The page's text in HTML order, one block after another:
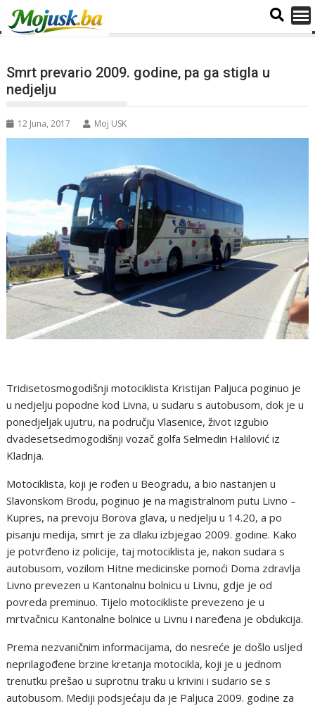
Smrt prevario 2009. godine, pa ga stigla u
nedjelju
12 Juna, 2017 Moj USK
Tridisetosmogodišnji motociklista Kristijan Paljuca poginuo je
u nedjelju popodne kod Livna, u sudaru s autobusom, dok je u
ponedjeljak ujutru, na području Vlasenice, život izgubio
dvadesetsedmogodišnji vozač golfa Selmedin Halilović iz
Kladnja.
Motociklista, koji je rođen u Beogradu, a bio nastanjen u
Slavonskom Brodu, poginuo je na magistralnom putu Livno –
Kupres, na prevoju Borova glava, u nedjelju u 14.20, a po
pisanju medija, smrt je za dlaku izbjegao 2009. godine. Kako
je potvrđeno iz policije, taj motociklista je, nakon sudara s
autobusom, vozilom Hitne medicinske pomoći Doma zdravlja
Livno prevezen u Kantonalnu bolnicu u Livnu, gdje je od
povreda preminuo. Tijelo motocikliste prevezeno je u
mrtvačnicu Kantonalne bolnice u Livnu i naređena je obdukcija.
Prema nezvaničnim informacijama, do nesreće je došlo usljed
neprilagođene brzine kretanja motocikla, koji je u jednom
trenutku prešao u suprotnu traku u krivini i sudario se s
autobusom. Mediji podsjećaju da je Paljuca 2009. godine za